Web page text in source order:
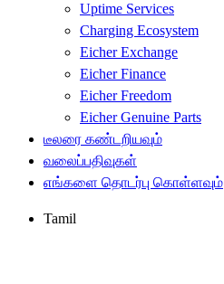
Uptime Services
Charging Ecosystem
Eicher Exchange
Eicher Finance
Eicher Freedom
Eicher Genuine Parts
டீலரை கண்டறியவும்
வலைப்பதிவுகள்
எங்களை தொடர்பு கொள்ளவும்
Tamil